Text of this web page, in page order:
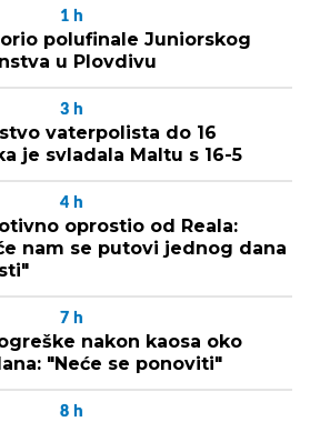
1 h
polufinale Juniorskog
u Plovdivu
3 h
vaterpolista do 16
je svladala Maltu s 16-5
4 h
oprostio od Reala:
nam se putovi jednog dana
7 h
nakon kaosa oko
"Neće se ponoviti"
8 h